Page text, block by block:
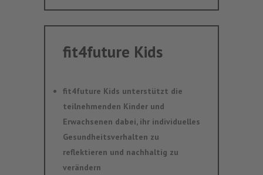
fit4future Kids
fit4future Kids unterstützt die
teilnehmenden Kinder und
Erwachsenen dabei, ihr individuelles
Gesundheitsverhalten zu
reflektieren und nachhaltig zu
verändern